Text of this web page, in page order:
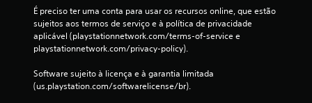
a
É preciso ter uma conta para usar os recursos online, que estão
sujeitos aos termos de serviço e à política de privacidade
aplicável (playstationnetwork.com/terms-of-service e
playstationnetwork.com/privacy-policy).
Software sujeito à licença e à garantia limitada
(us.playstation.com/softwarelicense/br).